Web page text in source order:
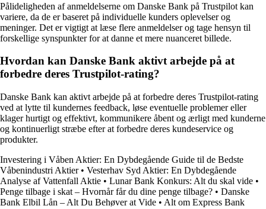
Pålideligheden af anmeldelserne om Danske Bank på Trustpilot kan
variere, da de er baseret på individuelle kunders oplevelser og
meninger. Det er vigtigt at læse flere anmeldelser og tage hensyn til
forskellige synspunkter for at danne et mere nuanceret billede.
Hvordan kan Danske Bank aktivt arbejde på at
forbedre deres Trustpilot-rating?
Danske Bank kan aktivt arbejde på at forbedre deres Trustpilot-rating
ved at lytte til kundernes feedback, løse eventuelle problemer eller
klager hurtigt og effektivt, kommunikere åbent og ærligt med kunderne
og kontinuerligt stræbe efter at forbedre deres kundeservice og
produkter.
Investering i Våben Aktier: En Dybdegående Guide til de Bedste
Våbenindustri Aktier• Vesterhav Syd Aktier: En Dybdegående
Analyse af Vattenfall Aktie • Lunar Bank Konkurs: Alt du skal vide •
Penge tilbage i skat – Hvornår får du dine penge tilbage? • Danske
Bank Elbil Lån – Alt Du Behøver at Vide • Alt om Express Bank